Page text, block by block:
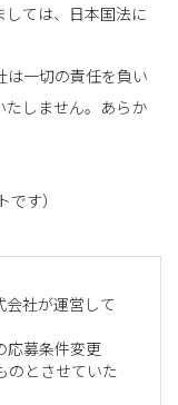
しては、日本国法に
は一切の責任を負い
たしません。あらか
す）
社が運営して
応募条件変更
のとさせていた